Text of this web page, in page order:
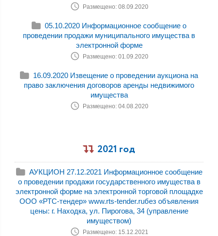
Размещено: 08.09.2020
05.10.2020 Информационное сообщение о
проведении продажи муниципального имущества в
электронной форме
Размещено: 01.09.2020
16.09.2020 Извещение о проведении аукциона на
право заключения договоров аренды недвижимого
имущества
Размещено: 04.08.2020
2021 год
АУКЦИОН 27.12.2021 Информационное сообщение
о проведении продажи государственного имущества в
электронной форме на электронной торговой площадке
ООО «РТС-тендер» www.rts-tender.ruбез объявления
цены: г. Находка, ул. Пирогова, 34 (управление
имуществом)
Размещено: 15.12.2021